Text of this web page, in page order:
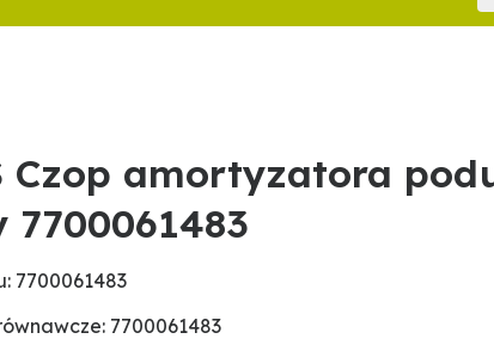
Czop amortyzatora
7700061483
7700061483
7700061483